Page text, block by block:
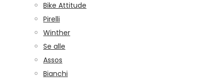
Bike Attitude
Pirelli
Winther
Se alle
Assos
Bianchi